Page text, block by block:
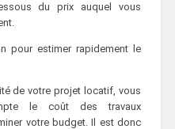
du prix auquel vous
pour estimer rapidement le
de votre projet locatif, vous
le coût des travaux
votre budget. Il est donc